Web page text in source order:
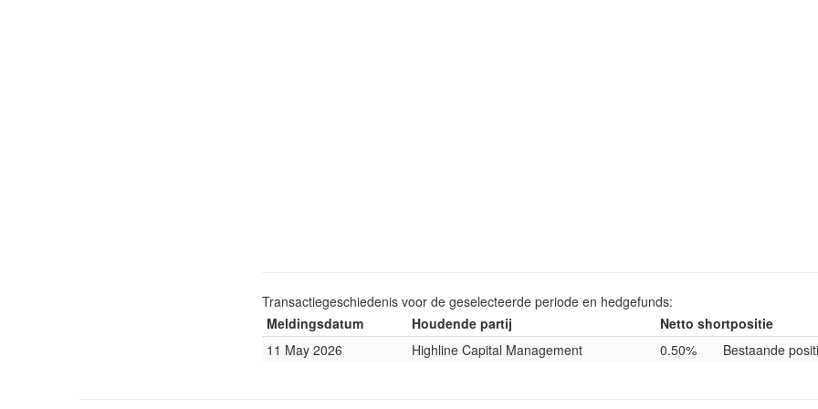
Transactiegeschiedenis voor de geselecteerde periode en hedgefunds:
Meldingsdatum
Houdende partij
Netto shortpositie
11 May 2026
Highline Capital Management 0.50% Bestaande